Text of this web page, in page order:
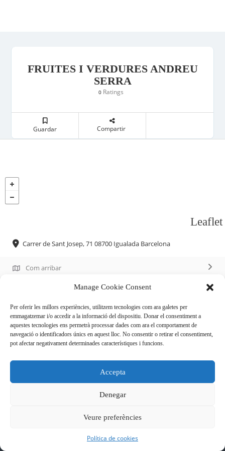
Manage Cookie Consent
Per oferir les millors experiències, utilitzem tecnologies com ara galetes per
emmagatzemar i/o accedir a la informació del dispositiu. Donar el consentiment a
aquestes tecnologies ens permetrà processar dades com ara el comportament de
navegació o identificadors únics en aquest lloc. No consentir o retirar el consentiment,
pot afectar negativament determinades característiques i funcions.
Accepta
Denegar
Veure preferències
Política de cookies
FRUITES I VERDURES ANDREU
SERRA
0 Ratings
Guardar Compartir
Leaflet
Carrer de Sant Josep, 71 08700 Igualada Barcelona
Com arribar
Descripció